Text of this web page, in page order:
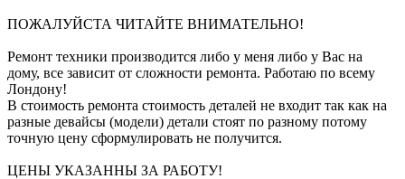
ПОЖАЛУЙСТА ЧИТАЙТЕ ВНИМАТЕЛЬНО!
Ремонт техники производится либо у меня либо у Вас на
дому, все зависит от сложности ремонта. Работаю по всему
Лондону!
В стоимость ремонта стоимость деталей не входит так как на
разные девайсы (модели) детали стоят по разному потому
точную цену сформулировать не получится.
ЦЕНЫ УКАЗАННЫ ЗА РАБОТУ!